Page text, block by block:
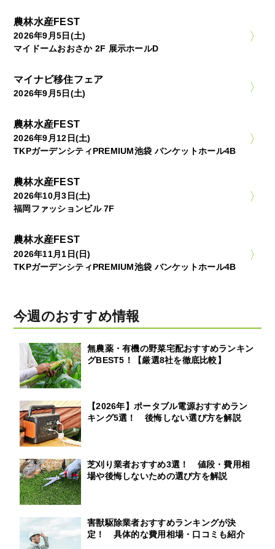
農林水産FEST
2026年9月5日(土)
マイドームおおさか 2F 展示ホールD
マイナビ移住フェア
2026年9月5日(土)
農林水産FEST
2026年9月12日(土)
TKPガーデンシティPREMIUM池袋 バンケットホール4B
農林水産FEST
2026年10月3日(土)
福岡ファッションビル 7F
農林水産FEST
2026年11月1日(日)
TKPガーデンシティPREMIUM池袋 バンケットホール4B
今週のおすすめ情報
無農薬・有機の野菜宅配おすすめランキン
グBEST5！【厳選8社を徹底比較】
【2026年】ポータブル電源おすすめラン
キング5選！ 後悔しない選び方を解説
芝刈り業者おすすめ3選！ 値段・費用相
場や後悔しないための選び方を解説
害獣駆除業者おすすめランキングが決
定！ 具体的な費用相場・口コミも紹介